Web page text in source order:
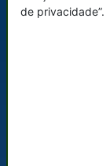
de privacidade”.